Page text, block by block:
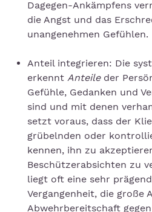
Dagegen-Ankämpfens
die Angst und das
unangenehmen Gefühlen.
Anteil integrieren: Die
erkennt Anteileder
Gefühle, Gedanken und
sind und mit denen
setzt voraus, dass der
grübelnden oder
kennen, ihn zu
Beschützerabsichten zu
liegt oft eine sehr
Vergangenheit, die große
Abwehrbereitschaft